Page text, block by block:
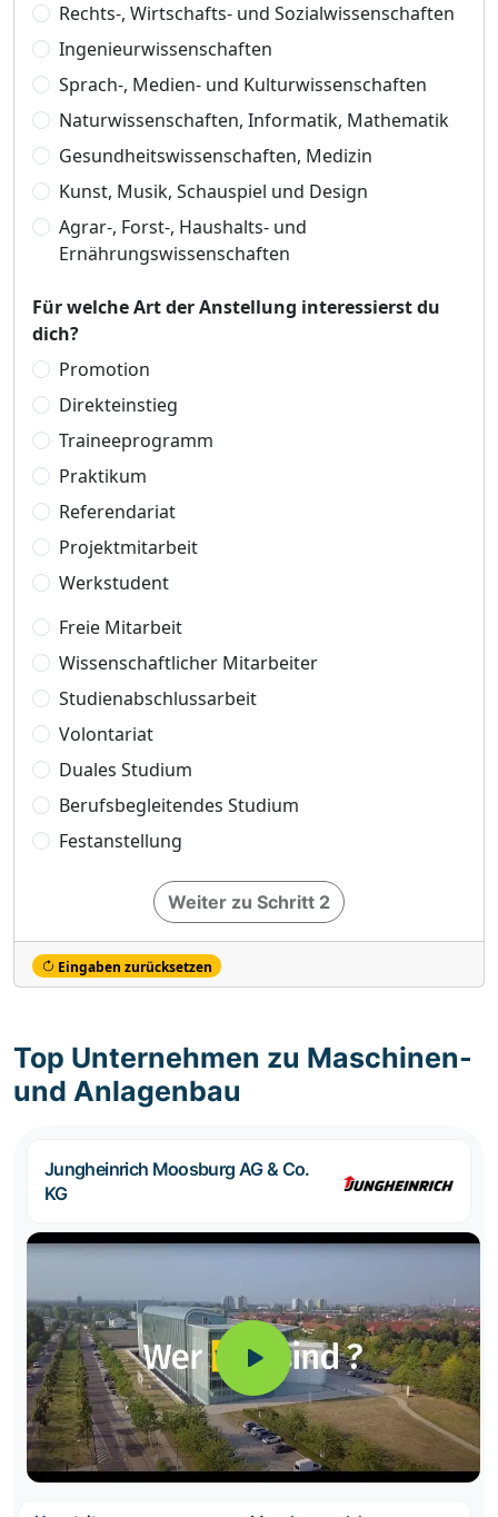
Rechts-, Wirtschafts- und Sozialwissenschaften
Ingenieurwissenschaften
Sprach-, Medien- und Kulturwissenschaften
Naturwissenschaften, Informatik, Mathematik
Gesundheitswissenschaften, Medizin
Kunst, Musik, Schauspiel und Design
Agrar-, Forst-, Haushalts- und
Ernährungswissenschaften
Für welche Art der Anstellung interessierst du
dich?
Promotion
Direkteinstieg
Traineeprogramm
Praktikum
Referendariat
Projektmitarbeit
Werkstudent
Freie Mitarbeit
Wissenschaftlicher Mitarbeiter
Studienabschlussarbeit
Volontariat
Duales Studium
Berufsbegleitendes Studium
Festanstellung
Weiter zu Schritt 2
Eingaben zurücksetzen
Top Unternehmen zu Maschinen-
und Anlagenbau
Jungheinrich Moosburg AG & Co.
KG